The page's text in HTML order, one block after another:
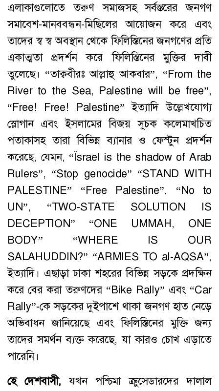
এলাকাগুলোতে তরুণ সমাজসহ সর্বস্তরের জনগণ
সমাবেশ-মানববন্ধন-মিছিলের আয়োজন করে এবং
তাদের স্ব স্ব অবস্থান থেকে ফিলিস্তিনের জনগণের প্রতি
একাত্মতা প্রদর্শন করে ফিলিস্তিনের মুক্তির দাবী
তুলেছে। “তাক্ববীরঃ আল্লাহু আকবার”, “From the
River to the Sea, Palestine will be free”,
“Free! Free! Palestine” ইত্যাদি উল্লেখযোগ্য
স্লোগান এবং ইসলামের বিজয় সুচক কলেমাখচিত
পতাকাসহ তারা বিভিন্ন ব্যানার ও ফেস্টুন প্রদর্শন
করেছে, যেমন, “Ïsrael is the shadow of Arab
Rulers”, “Stop genocide” “STAND WITH
PALESTINE” “Free Palestine”, “No to
UN”, “TWO-STATE SOLUTION IS
DECEPTION” “ONE UMMAH, ONE
BODY” “WHERE IS OUR
SALAHUDDIN?” “ARMIES TO al-AQSA”,
ইত্যাদি। এছাড়া ঢাকা শহরের বিভিন্ন সড়কে প্রদক্ষিন
করে বের করা তরুণদের “Bike Rally” এবং “Car
Rally”-কে সড়কের দুইপাশে থাকা জনগণ হাত নেড়ে
অভিবাধন জানিয়েছে এবং ফিলিস্তিনের মুক্তি জন্য
তাদের সমর্থন ব্যক্ত করেছে, যা কারও চোখ এড়াতে
পারেনি।
হে
দেশবাসী, যখন পশ্চিমা ক্রুসেডারদের দালাল